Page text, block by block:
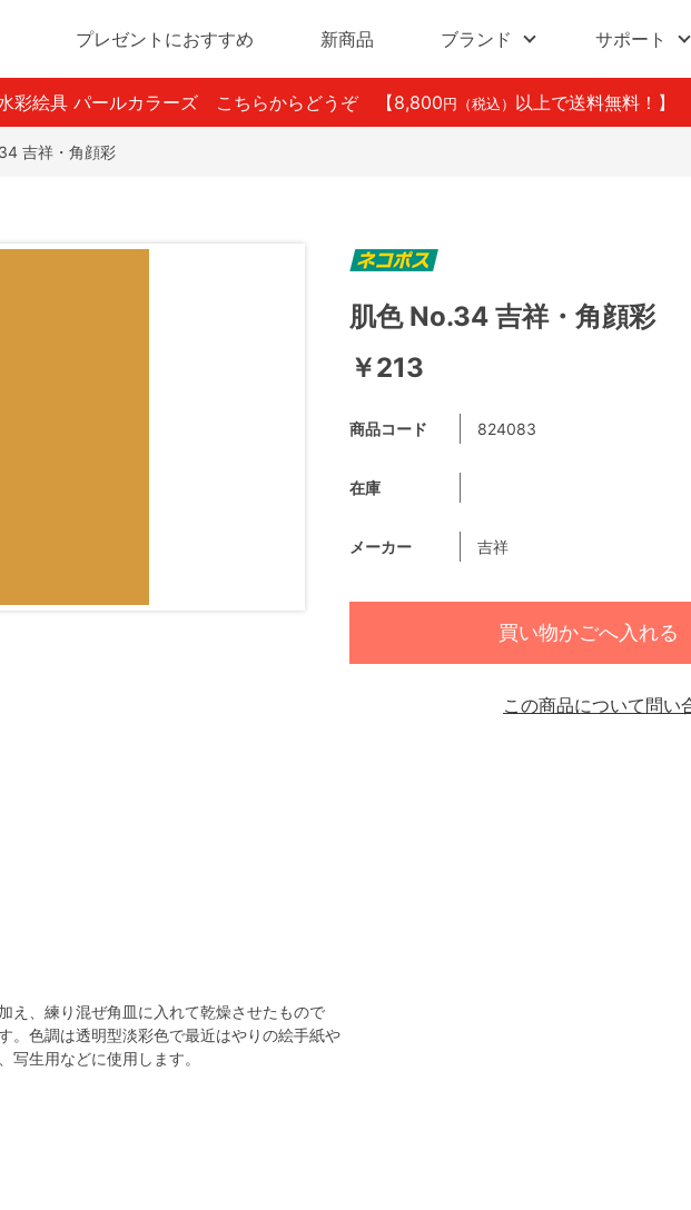
プレゼントにおすすめ 新商品 ブランド サポート
彩絵具 パールカラーズ こちらからどうぞ 【8,800 円（税込） 以上で送料無料！】
吉祥・角顔彩
え、練り混ぜ角皿に入れて乾燥させたもので
。色調は透明型淡彩色で最近はやりの絵手紙や
生用などに使用します。
肌色 No.34 吉祥・角顔彩
￥213
商品コード 824083
在庫
メーカー 吉祥
買い物かごへ入れる
この商品について問い